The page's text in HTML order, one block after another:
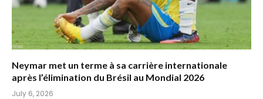
Neymar met un terme à sa carrière internationale
après l’élimination du Brésil au Mondial 2026
July 6, 2026